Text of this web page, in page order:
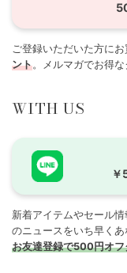
ご登録いただいた方に
ント。メルマガでお得
WITH US
￥
新着アイテムやセール
のニュースをいち早くあ
お友達登録で500円オ